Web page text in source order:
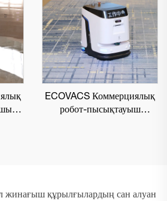
ECOVACS Коммерциялық
робот-пысықтауыш
жинағыш құрылғылардың сан алуан